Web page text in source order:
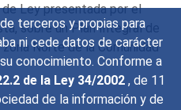
terceros y propias para
ni cede datos de carácter
conocimiento. Conforme a
de la Ley 34/2002 , de 11
de la información y de
Ley presentada por el
sobre un Plan Integral de
Norte de la Comunidad